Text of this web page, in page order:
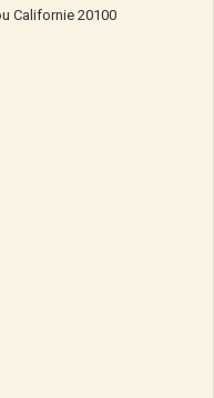
Californie 20100